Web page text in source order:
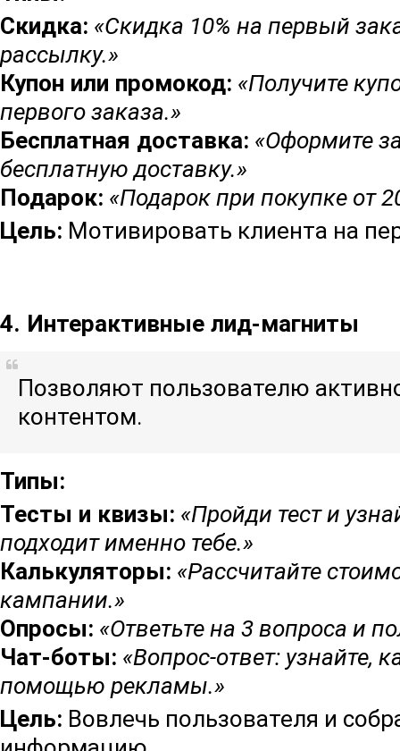
Скидка: «Скидка 10% на первый
рассылку.»
Купон или промокод: «Получите
первого заказа.»
Бесплатная доставка: «Оформите
бесплатную доставку.»
Подарок: «Подарок при покупке от
Цель: Мотивировать клиента на
4. Интерактивные лид-магниты
Позволяют пользователю
контентом.
Типы:
Тесты и квизы: «Пройди тест и
подходит именно тебе.»
Калькуляторы: «Рассчитайте
кампании.»
Опросы: «Ответьте на 3 вопроса и
Чат-боты: «Вопрос-ответ: узнайте,
помощью рекламы.»
Цель: Вовлечь пользователя и